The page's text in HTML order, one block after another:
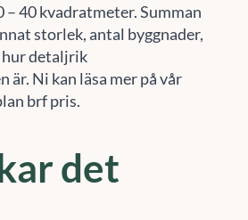
– 40 kvadratmeter. Summan
storlek, antal byggnader,
detaljrik
är. Ni kan läsa mer på vår
brf pris.
det